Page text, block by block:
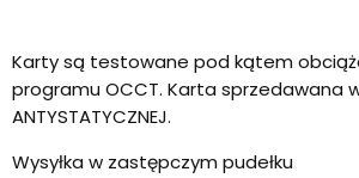
Karty są testowane pod kątem
programu OCCT. Karta sprzedawana
ANTYSTATYCZNEJ.
Wysyłka w zastępczym pudełku